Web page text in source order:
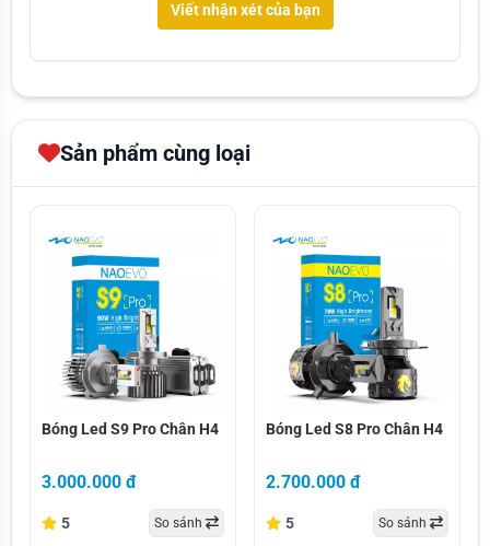
Viết nhận xét của bạn
Sản phẩm cùng loại
bóng led s9 pro chân h4
Bóng Led S9 Pro Chân H4
3.000.000 đ
5 So sánh
bóng led s8 pro chân h4
Bóng Led S8 Pro Chân H4
2.700.000 đ
5 So sánh